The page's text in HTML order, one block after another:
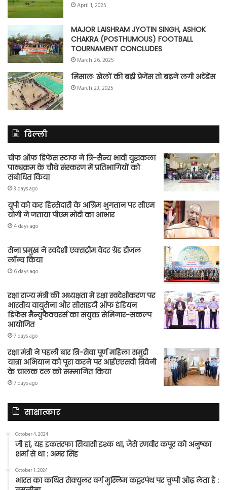
April 1, 2025
MAJOR LAISHRAM JYOTIN SINGH, ASHOK
CHAKRA (POSTHUMOUS) FOOTBALL
TOURNAMENT CONCLUDES
March 26, 2025
मिसालः खेलों की बढ़ी प्रेजेंस तो बढ़ने लगी अटेंडेंस
March 23, 2025
दिल्ली
चीफ ऑफ डिफेंस स्टाफ ने त्रि-सैन्य भावी युद्धकला
पाठ्यक्रम के चौथे संस्करण में प्रतिभागियों को
संबोधित किया
3 days ago
यूपी को कर हिस्सेदारी के अग्रिम भुगतान पर सीएम
योगी ने जताया पीएम मोदी का आभार
4 days ago
सेना प्रमुख ने स्वदेशी एक्सट्रीम वेदर ग्रेड डीजल
लॉन्च किया
6 days ago
रक्षा राज्य मंत्री की अध्यक्षता में रक्षा स्वदेशीकरण पर
भारतीय वायुसेना और सोसाइटी ऑफ इंडियन
डिफेंस मैन्युफैक्चरर्स का संयुक्त सेमिनार-संकल्प
आयोजित
7 days ago
रक्षा मंत्री ने पहली बार त्रि-सेवा पूर्ण महिला समुद्री
यात्रा अभियान को पूरा करने पर आईएएसवी त्रिवेनी
के चालक दल को सम्मानित किया
7 days ago
साक्षात्कार
October 4, 2024
जी हां, यह इकतरफा सियासी इश्क था, जैसे रणवीर कपूर को अनुष्का
शर्मा से था : अमर सिंह
October 1, 2024
भारत का कथित सेक्युलर वर्ग मुस्लिम कट्टरपंथ पर चुप्पी ओढ़ लेता है :